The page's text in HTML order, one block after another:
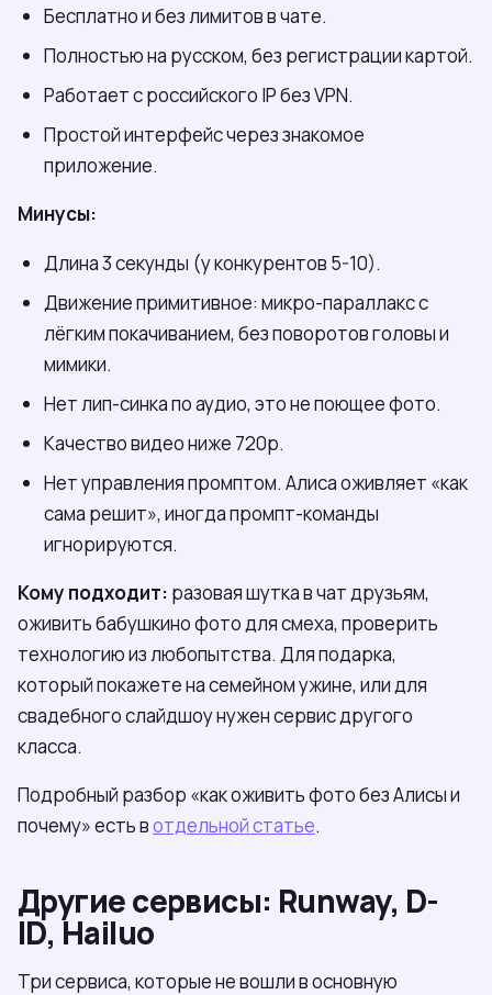
Бесплатно и без лимитов в чате.
Полностью на русском, без регистрации картой.
Работает с российского IP без VPN.
Простой интерфейс через знакомое
приложение.
Минусы:
Длина 3 секунды (у конкурентов 5-10).
Движение примитивное: микро-параллакс с
лёгким покачиванием, без поворотов головы и
мимики.
Нет лип-синка по аудио, это не поющее фото.
Качество видео ниже 720p.
Нет управления промптом. Алиса оживляет «как
сама решит», иногда промпт-команды
игнорируются.
Кому подходит: разовая шутка в чат друзьям,
оживить бабушкино фото для смеха, проверить
технологию из любопытства. Для подарка,
который покажете на семейном ужине, или для
свадебного слайдшоу нужен сервис другого
класса.
Подробный разбор «как оживить фото без Алисы и
почему» есть вотдельной статье.
Другие сервисы: Runway, D-
ID, Hailuo
Три сервиса, которые не вошли в основную